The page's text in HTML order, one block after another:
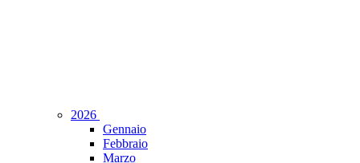
2026
Gennaio
Febbraio
Marzo